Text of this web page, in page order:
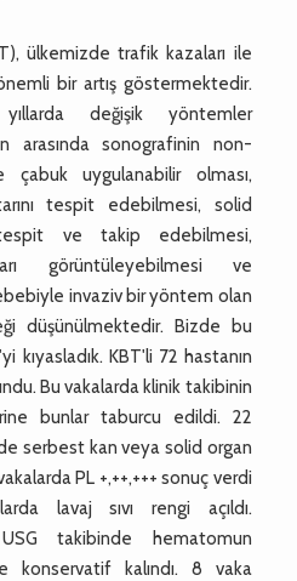
ülkemizde trafik kazaları ile
bir artış göstermektedir.
değişik yöntemler
arasında sonografinin non-
uygulanabilir olması,
tespit edebilmesi, solid
tespit ve takip edebilmesi,
görüntüleyebilmesi ve
invaziv bir yöntem olan
düşünülmektedir. Bizde bu
kıyasladık. KBT'li 72 hastanın
Bu vakalarda klinik takibinin
bunlar taburcu edildi. 22
serbest kan veya solid organ
PL +,++,+++ sonuç verdi
lavaj sıvı rengi açıldı.
takibinde hematomun
konservatif kalındı. 8 vaka